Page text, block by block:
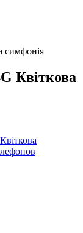
симфонія
Квіткова